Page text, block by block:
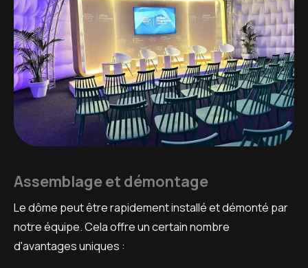
Assemblage et démontage
Le dôme peut être rapidement installé et démonté par
notre équipe. Cela offre un certain nombre
d'avantages uniques :